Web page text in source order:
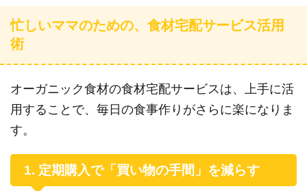
忙しいママのための、食材宅配サービス活用
術
オーガニック食材の食材宅配サービスは、上手に活
用することで、毎日の食事作りがさらに楽になりま
す。
1. 定期購入で「買い物の手間」を減らす